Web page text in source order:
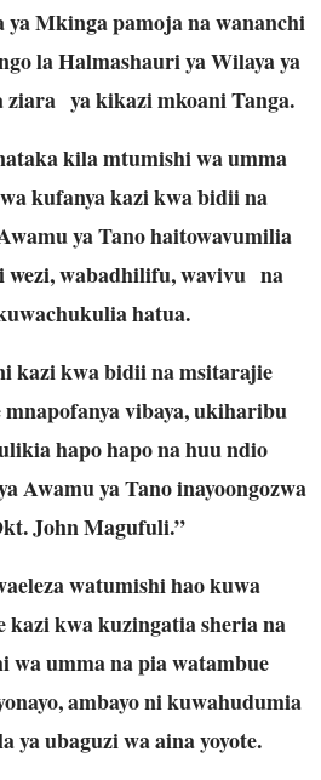
Mkinga pamoja na wananchi
la Halmashauri ya Wilaya ya
ya kikazi mkoani Tanga.
kila mtumishi wa umma
kufanya kazi kwa bidii na
ya Tano haitowavumilia
wezi, wabadhilifu, wavivu na
hatua.
kazi kwa bidii na msitarajie
vibaya, ukiharibu
hapo hapo na huu ndio
Awamu ya Tano inayoongozwa
John Magufuli.”
watumishi hao kuwa
kazi kwa kuzingatia sheria na
wa umma na pia watambue
ambayo ni kuwahudumia
ya ubaguzi wa aina yoyote.